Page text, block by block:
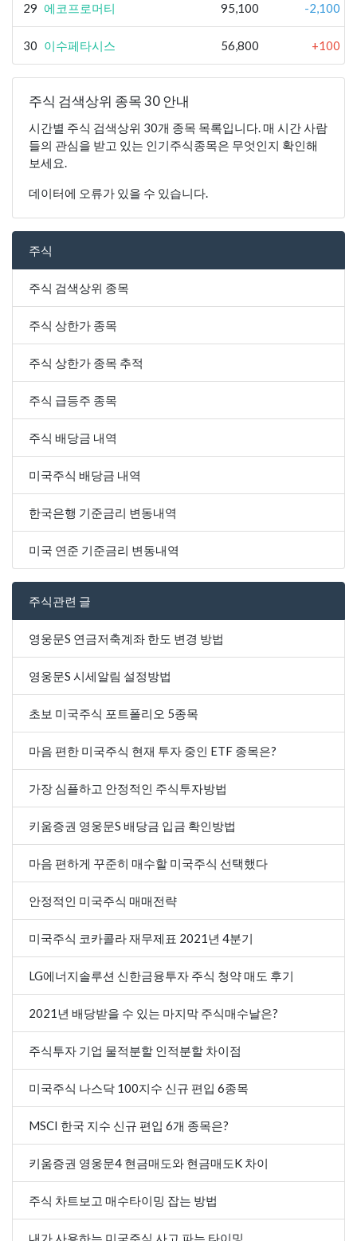
29 에코프로머티 95,100 -2,100
30 이수페타시스 56,800 +100
주식 검색상위 종목 30 안내
시간별 주식 검색상위 30개 종목 목록입니다. 매 시간 사람
들의 관심을 받고 있는 인기주식종목은 무엇인지 확인해
보세요.
데이터에 오류가 있을 수 있습니다.
주식
주식 검색상위 종목
주식 상한가 종목
주식 상한가 종목 추적
주식 급등주 종목
주식 배당금 내역
미국주식 배당금 내역
한국은행 기준금리 변동내역
미국 연준 기준금리 변동내역
주식관련 글
영웅문S 연금저축계좌 한도 변경 방법
영웅문S 시세알림 설정방법
초보 미국주식 포트폴리오 5종목
마음 편한 미국주식 현재 투자 중인 ETF 종목은?
가장 심플하고 안정적인 주식투자방법
키움증권 영웅문S 배당금 입금 확인방법
마음 편하게 꾸준히 매수할 미국주식 선택했다
안정적인 미국주식 매매전략
미국주식 코카콜라 재무제표 2021년 4분기
LG에너지솔루션 신한금융투자 주식 청약 매도 후기
2021년 배당받을 수 있는 마지막 주식매수날은?
주식투자 기업 물적분할 인적분할 차이점
미국주식 나스닥 100지수 신규 편입 6종목
MSCI 한국 지수 신규 편입 6개 종목은?
키움증권 영웅문4 현금매도와 현금매도K 차이
주식 차트보고 매수타이밍 잡는 방법
내가 사용하는 미국주식 사고 파는 타이밍